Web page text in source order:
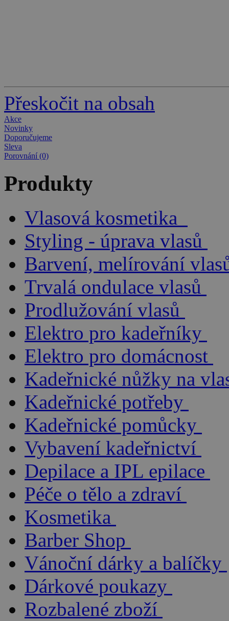
Přeskočit na obsah
Akce
Novinky
Doporučujeme
Sleva
Porovnání (0)
Produkty
Vlasová kosmetika
Styling - úprava vlasů
Barvení, melírování
Trvalá ondulace vlasů
Prodlužování vlasů
Elektro pro kadeřníky
Elektro pro domácnost
Kadeřnické nůžky na
Kadeřnické potřeby
Kadeřnické pomůcky
Vybavení kadeřnictví
Depilace a IPL epilace
Péče o tělo a zdraví
Kosmetika
Barber Shop
Vánoční dárky a balíčky
Dárkové poukazy
Rozbalené zboží